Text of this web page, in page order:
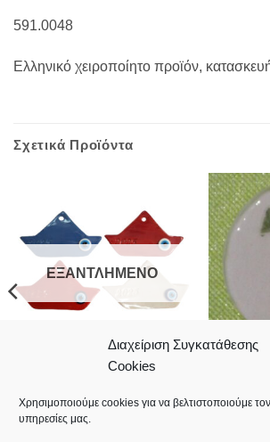
Διαχείριση Συγκατάθεσης
Cookies
Χρησιμοποιούμε cookies για να βελτιστοποιούμε
υπηρεσίες μας.
591.0048
Ελληνικό χειροποίητο προϊόν,
Σχετικά Προϊόντα
ΕΞΑΝΤΛΗΜΈΝΟ
Καραβάκι κεραμικό 9cm – γούρι
4,00€